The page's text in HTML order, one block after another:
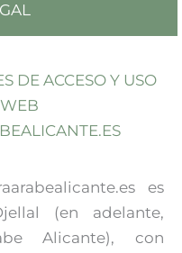
DE ACCESO Y USO
es
(en adelante,
Alicante), con